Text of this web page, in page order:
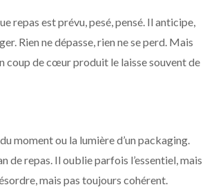
repas est prévu, pesé, pensé. Il anticipe,
Rien ne dépasse, rien ne se perd. Mais
coup de cœur produit le laisse souvent de
moment ou la lumière d’un packaging.
de repas. Il oublie parfois l’essentiel, mais
mais pas toujours cohérent.